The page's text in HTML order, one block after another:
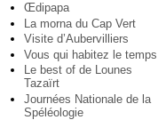
Œdipapa
La morna du Cap Vert
Visite d’Aubervilliers
Vous qui habitez le temps
Le best of de Lounes
Tazaïrt
Journées Nationale de la
Spéléologie